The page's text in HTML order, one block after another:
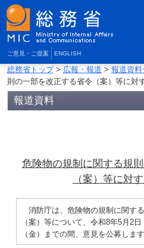
ご意見・ご提案 ENGLISH
総務省トップ> 広報・報道 > 報道資料
則の一部を改正する省令（案）等に対
報道資料
危険物の規制に関する規
（案）等に対
消防庁は、危険物の規制に関す
（案）等について、令和8年5月2
（金）までの間、意見を公募します